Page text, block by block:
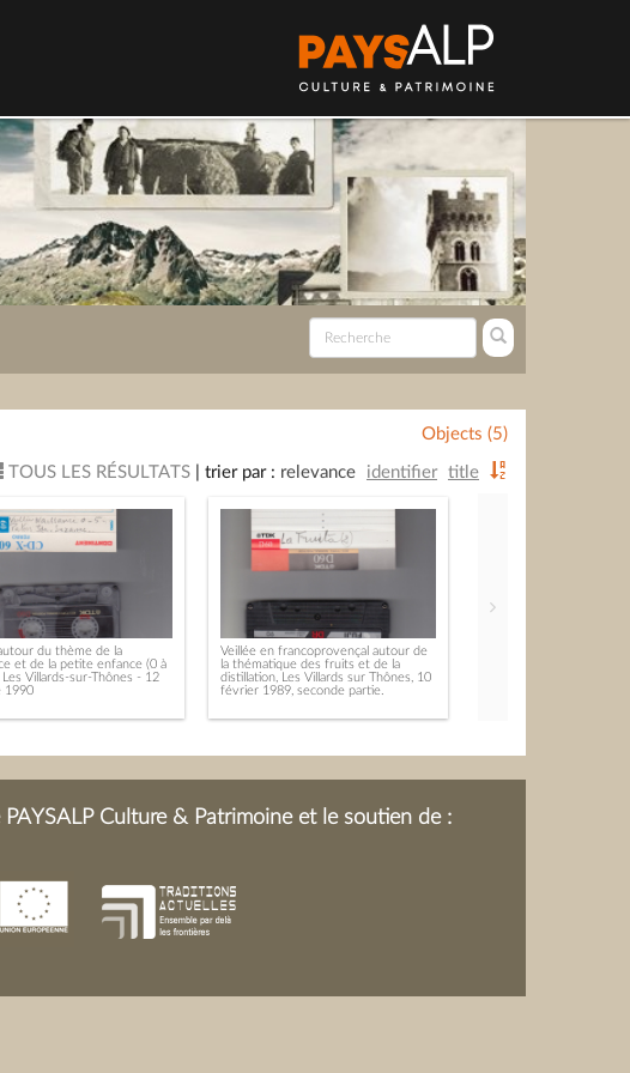
Objects (5)
TOUS LES RÉSULTATS trier par : relevance identifier title
du thème de la
et de la petite enfance (0 à
Les Villards-sur-Thônes - 12
1990
Veillée en francoprovençal autour de
la thématique des fruits et de la
distillation, Les Villards sur Thônes, 10
février 1989, seconde partie.
Culture & Patrimoine et le soutien de :